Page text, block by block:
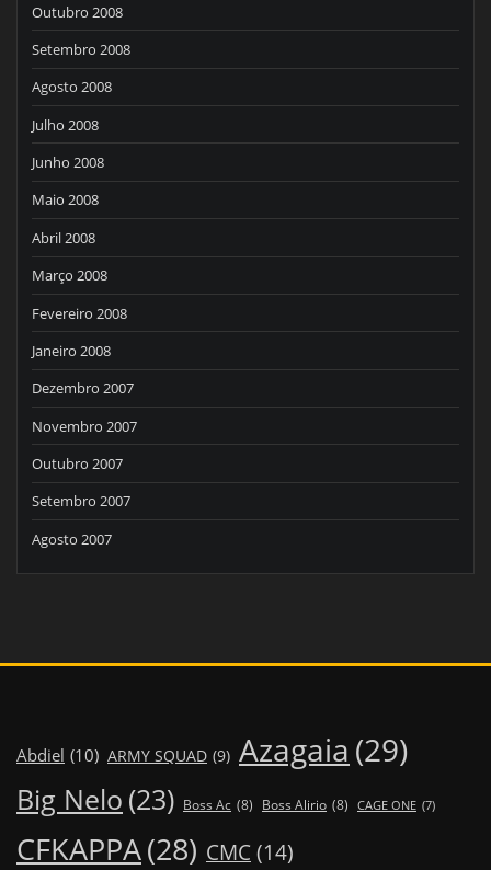
Outubro 2008
Setembro 2008
Agosto 2008
Julho 2008
Junho 2008
Maio 2008
Abril 2008
Março 2008
Fevereiro 2008
Janeiro 2008
Dezembro 2007
Novembro 2007
Outubro 2007
Setembro 2007
Agosto 2007
Abdiel (10) ARMY SQUAD (9) Azagaia (29)
Big Nelo (23) Boss Ac (8) Boss Alirio (8) CAGE ONE (7)
CFKAPPA(28) CMC (14)